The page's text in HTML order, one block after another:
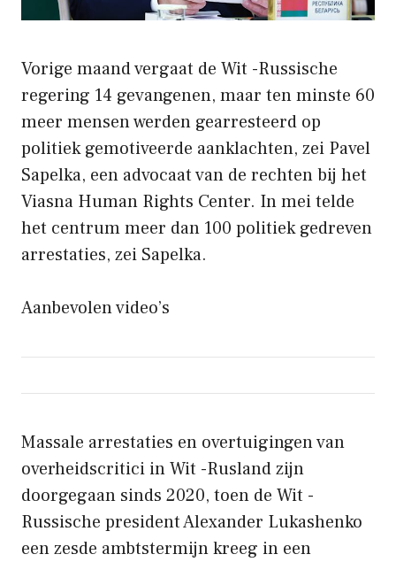
Vorige maand vergaat de Wit -Russische
regering 14 gevangenen, maar ten minste 60
meer mensen werden gearresteerd op
politiek gemotiveerde aanklachten, zei Pavel
Sapelka, een advocaat van de rechten bij het
Viasna Human Rights Center. In mei telde
het centrum meer dan 100 politiek gedreven
arrestaties, zei Sapelka.
Aanbevolen video’s
Massale arrestaties en overtuigingen van
overheidscritici in Wit -Rusland zijn
doorgegaan sinds 2020, toen de Wit -
Russische president Alexander Lukashenko
een zesde ambtstermijn kreeg in een